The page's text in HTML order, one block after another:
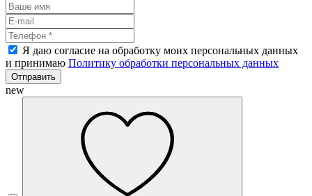
Я даю согласие на обработку моих персональных данных
и принимаю Политику обработки персональных данных
Отправить
new